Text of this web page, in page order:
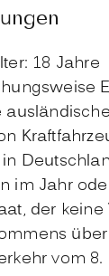
18 Jahre
im Jahr
der
vom